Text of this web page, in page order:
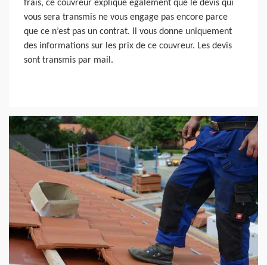
frais, ce couvreur explique également que le devis qui
vous sera transmis ne vous engage pas encore parce
que ce n’est pas un contrat. Il vous donne uniquement
des informations sur les prix de ce couvreur. Les devis
sont transmis par mail.